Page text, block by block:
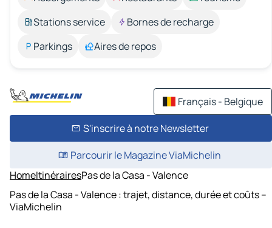
Stations service
Bornes de recharge
Parkings
Aires de repos
Français - Belgique
S'inscrire à notre Newsletter
Parcourir le Magazine ViaMichelin
HomeItinérairesPas de la Casa - Valence
Pas de la Casa - Valence : trajet, distance, durée et coûts –
ViaMichelin